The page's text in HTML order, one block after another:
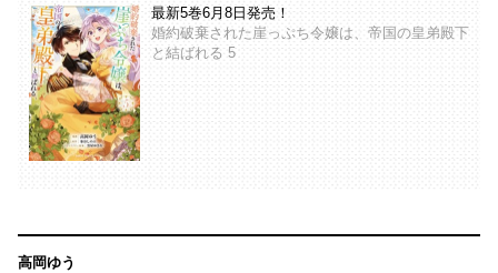
最新5巻6月8日発売！
婚約破棄された崖っぷち令嬢は、帝国の皇弟殿下
と結ばれる 5
高岡ゆう